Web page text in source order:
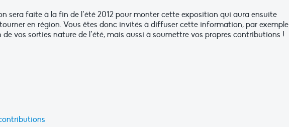
sera faite à la fin de l’été 2012 pour monter cette exposition qui aura ensuite
en région. Vous êtes donc invités à diffuser cette information, par exemple
de vos sorties nature de l’été, mais aussi à soumettre vos propres contributions !